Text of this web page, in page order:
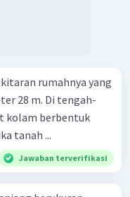
rumahnya yang
28 m. Di tengah-
kolam berbentuk
tanah ...
Jawaban terverifikasi